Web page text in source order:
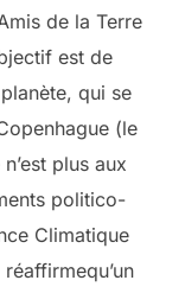
de la Terre
est de
qui se
(le
plus aux
politico-
Climatique